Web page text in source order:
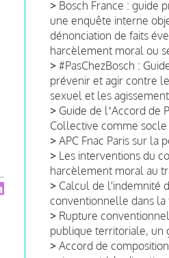
> Bosch France : guide
une enquête interne
dénonciation de faits
harcèlement moral ou
> #PasChezBosch :
prévenir et agir contre
sexuel et les
> Guide de lʼAccord de
Collective comme
> APC Fnac Paris sur la
> Les interventions du
harcèlement moral au
> Calcul de l'indemnité
conventionnelle dans
> Rupture
publique territoriale, un
> Accord de